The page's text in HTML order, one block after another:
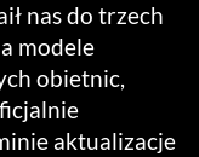
nas do trzech
modele
obietnic,
aktualizacje